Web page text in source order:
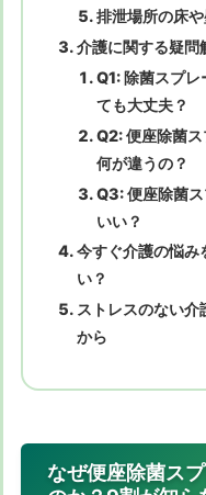
排泄場所の床
介護に関する疑
Q1: 除菌スプ
ても大丈夫？
Q2: 便座除菌
何が違うの？
Q3: 便座除菌
いい？
今すぐ介護の悩み
い？
ストレスのない
から
なぜ便座除菌ス